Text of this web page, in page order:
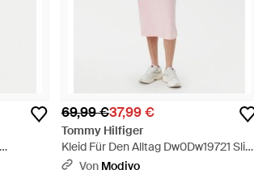
69,99 €37,99 €
Tommy Hilfiger
Kleid Für Den Alltag Dw0Dw19721 Slim
Fit - Pink
Von Modivo